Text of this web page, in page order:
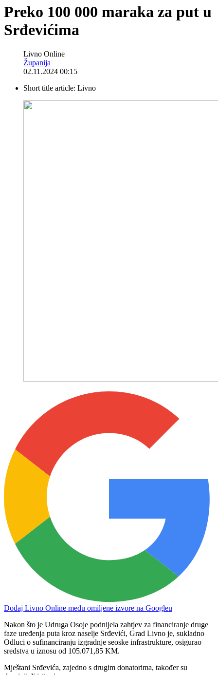
Preko 100 000 maraka za put u
Srđevićima
Livno Online
Županija
02.11.2024 00:15
Short title article: Livno
Dodaj Livno Online među omiljene izvore na Googleu
Nakon što je Udruga Osoje podnijela zahtjev za financiranje druge
faze uređenja puta kroz naselje Srđevići, Grad Livno je, sukladno
Odluci o sufinanciranju izgradnje seoske infrastrukture, osigurao
sredstva u iznosu od 105.071,85 KM.
Mještani Srđevića, zajedno s drugim donatorima, također su